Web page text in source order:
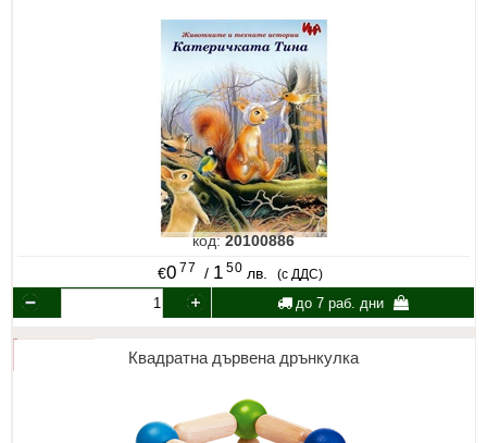
код:20100886
€0 77 / 1 50 лв. (с ДДС)
до 7 раб. дни
Квадратна дървена дрънкулка